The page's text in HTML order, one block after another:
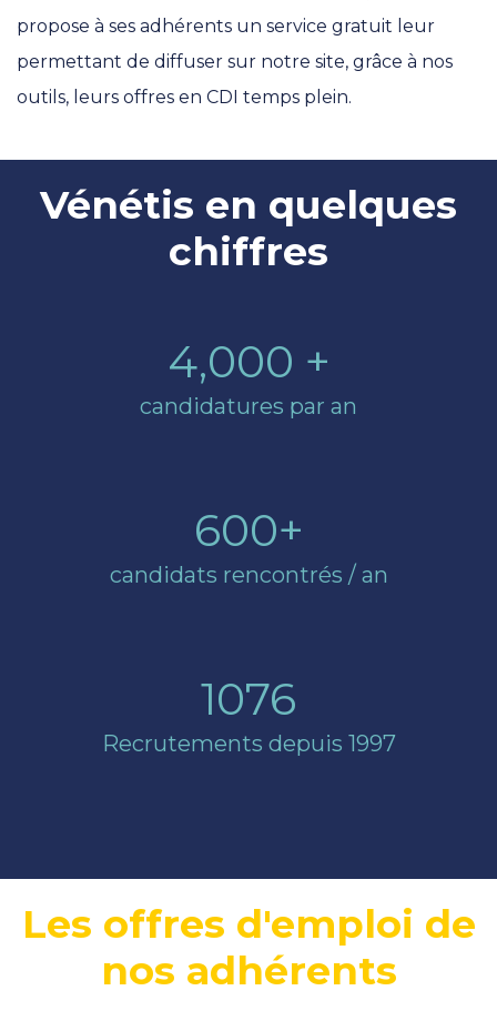
propose à ses adhérents un service gratuit leur
permettant de diffuser sur notre site, grâce à nos
outils, leurs offres en CDI temps plein.
Vénétis en quelques
chiffres
4,000 +
candidatures par an
600+
candidats rencontrés / an
1076
Recrutements depuis 1997
Les offres d'emploi de
nos adhérents